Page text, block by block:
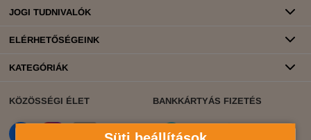
JOGI TUDNIVALÓK
ELÉRHETŐSÉGEINK
KATEGÓRIÁK
KÖZÖSSÉGI ÉLET BANKKÁRTYÁS FIZETÉS